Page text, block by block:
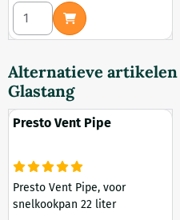
Aantal kiezen voor Presto
Alternatieve
Glastang
Presto Vent Pipe
Presto Vent Pipe, voor
snelkookpan 22 liter